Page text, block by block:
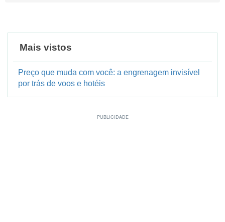
Mais vistos
Preço que muda com você: a engrenagem invisível
por trás de voos e hotéis